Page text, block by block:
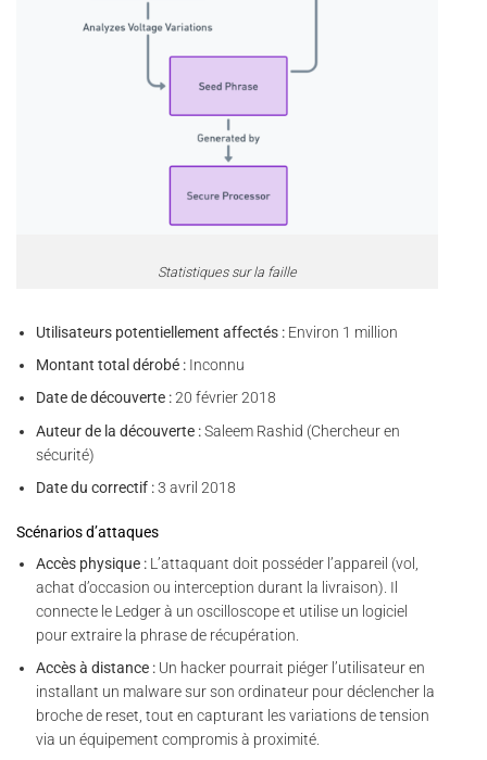
Statistiques sur la faille
Utilisateurs potentiellement affectés : Environ 1 million
Montant total dérobé : Inconnu
Date de découverte :20 février 2018
Auteur de la découverte :Saleem Rashid (Chercheur en
sécurité)
Date du correctif :3 avril 2018
Scénarios d’attaques
Accès physique : L’attaquant doit posséder l’appareil (vol,
achat d’occasion ou interception durant la livraison). Il
connecte le Ledger à un oscilloscope et utilise un logiciel
pour extraire la phrase de récupération.
Accès à distance : Un hacker pourrait piéger l’utilisateur en
installant un malware sur son ordinateur pour déclencher la
broche de reset, tout en capturant les variations de tension
via un équipement compromis à proximité.